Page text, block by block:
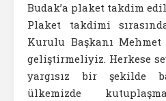
Budak’a plaket takdim
Plaket takdimi
Kurulu Başkanı
geliştirmeliyiz. Herkese
yargısız bir şekilde
ülkemizde